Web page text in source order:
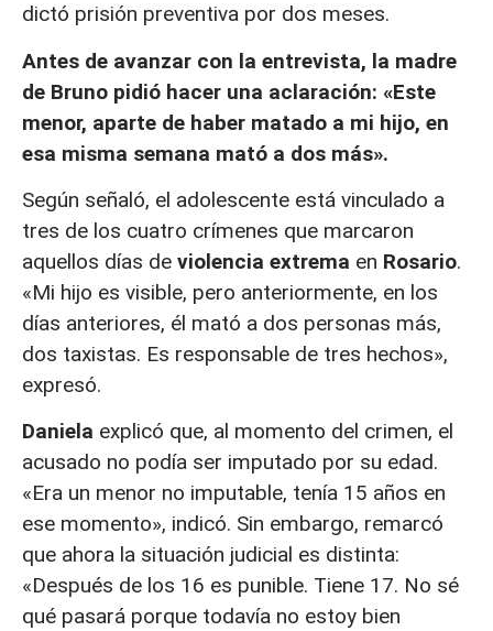
dictó prisión preventiva por dos meses.
Antes de avanzar con la entrevista, la madre
de Bruno pidió hacer una aclaración: «Este
menor, aparte de haber matado a mi hijo, en
esa misma semana mató a dos más».
Según señaló, el adolescente está vinculado a
tres de los cuatro crímenes que marcaron
aquellos días de violencia extrema en Rosario.
«Mi hijo es visible, pero anteriormente, en los
días anteriores, él mató a dos personas más,
dos taxistas. Es responsable de tres hechos»,
expresó.
Daniela explicó que, al momento del crimen, el
acusado no podía ser imputado por su edad.
«Era un menor no imputable, tenía 15 años en
ese momento», indicó. Sin embargo, remarcó
que ahora la situación judicial es distinta:
«Después de los 16 es punible. Tiene 17. No sé
qué pasará porque todavía no estoy bien